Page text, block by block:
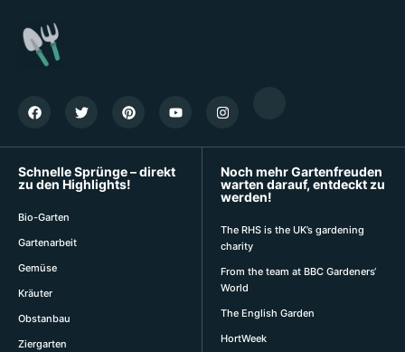
Schnelle Sprünge – direkt
zu den Highlights!
Bio-Garten
Gartenarbeit
Gemüse
Kräuter
Obstanbau
Ziergarten
Noch mehr Gartenfreuden
warten darauf, entdeckt zu
werden!
The RHS is the UK’s gardening
charity
From the team at BBC Gardeners‘
World
The English Garden
HortWeek